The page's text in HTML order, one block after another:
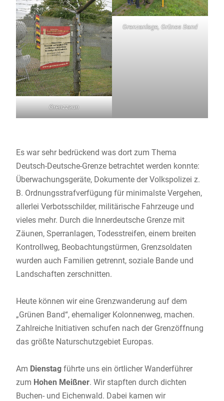
Grenzzaun
Grenzanlage, Grünes Band
Es war sehr bedrückend was dort zum Thema
Deutsch-Deutsche-Grenze betrachtet werden konnte:
Überwachungsgeräte, Dokumente der Volkspolizei z.
B. Ordnungsstrafverfügung für minimalste Vergehen,
allerlei Verbotsschilder, militärische Fahrzeuge und
vieles mehr. Durch die Innerdeutsche Grenze mit
Zäunen, Sperranlagen, Todesstreifen, einem breiten
Kontrollweg, Beobachtungstürmen, Grenzsoldaten
wurden auch Familien getrennt, soziale Bande und
Landschaften zerschnitten.
Heute können wir eine Grenzwanderung auf dem
„Grünen Band“, ehemaliger Kolonnenweg, machen.
Zahlreiche Initiativen schufen nach der Grenzöffnung
das größte Naturschutzgebiet Europas.
Am Dienstagführte uns ein örtlicher Wanderführer
zum Hohen Meißner. Wir stapften durch dichten
Buchen- und Eichenwald. Dabei kamen wir